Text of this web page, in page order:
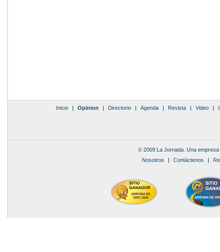
Inicio | Opinion | Directorio | Agenda | Revista | Video |
© 2009 La Jornada. Una
Nosotros | Contáctenos |